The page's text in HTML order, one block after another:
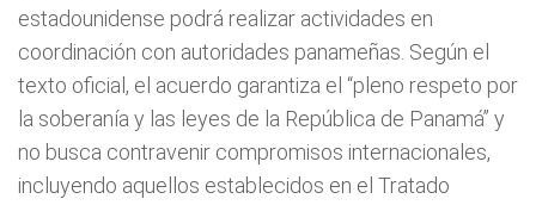
estadounidense podrá realizar actividades en
coordinación con autoridades panameñas. Según el
texto oficial, el acuerdo garantiza el “pleno respeto por
la soberanía y las leyes de la República de Panamá” y
no busca contravenir compromisos internacionales,
incluyendo aquellos establecidos en el Tratado